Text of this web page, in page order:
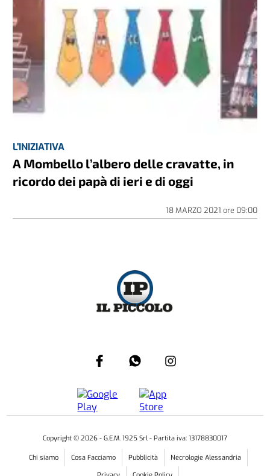
L'INIZIATIVA
A Mombello l’albero delle cravatte, in
ricordo dei papà di ieri e di oggi
18 MARZO 2021 ore 09:00
Copyright © 2026 - G.E.M. 1925 Srl - Partita iva: 13178830017
Chi siamo Cosa Facciamo Pubblicità
Necrologie Alessandria